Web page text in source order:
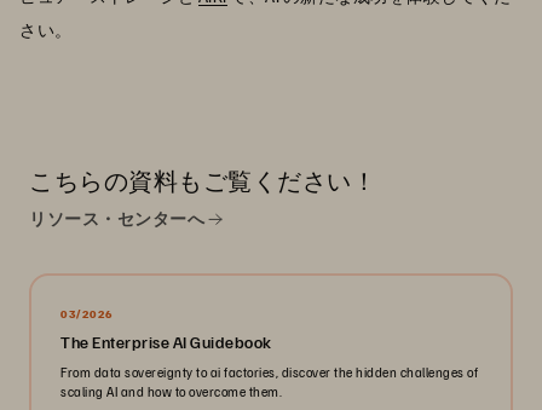
さい。
こちらの資料もご覧ください！
リソース・センターへ
03/2026
The Enterprise AI Guidebook
From data sovereignty to ai factories, discover the hidden challenges of
scaling AI and how to overcome them.